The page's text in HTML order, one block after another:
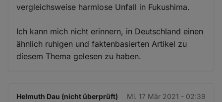
vergleichsweise harmlose Unfall in Fukushima.
Ich kann mich nicht erinnern, in Deutschland einen
ähnlich ruhigen und faktenbasierten Artikel zu
diesem Thema gelesen zu haben.
Helmuth Dau (nicht überprüft) Mi. 17 Mär 2021 - 02:39